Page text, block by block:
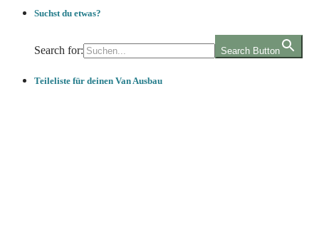
Suchst du etwas?
Search for: Search Button
Teileliste für deinen Van Ausbau